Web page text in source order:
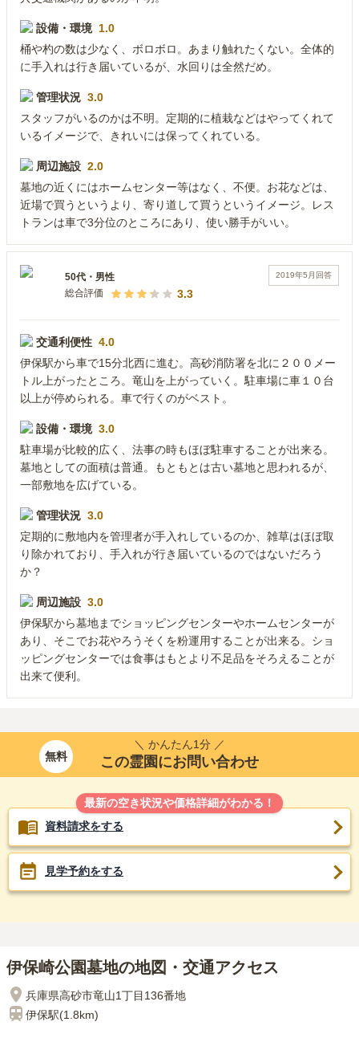
設備・環境 1.0
桶や杓の数は少なく、ボロボロ。あまり触れたくない。全体的
に手入れは行き届いているが、水回りは全然だめ。
管理状況 3.0
スタッフがいるのかは不明。定期的に植栽などはやってくれて
いるイメージで、きれいには保ってくれている。
周辺施設 2.0
墓地の近くにはホームセンター等はなく、不便。お花などは、
近場で買うというより、寄り道して買うというイメージ。レス
トランは車で3分位のところにあり、使い勝手がいい。
2019年5月 回答
50代 ・ 男性
総合評価
3.3
交通利便性 4.0
伊保駅から車で15分北西に進む。高砂消防署を北に２００メー
トル上がったところ。竜山を上がっていく。駐車場に車１０台
以上が停められる。車で行くのがベスト。
設備・環境 3.0
駐車場が比較的広く、法事の時もほぼ駐車することが出来る。
墓地としての面積は普通。もともとは古い墓地と思われるが、
一部敷地を広げている。
管理状況 3.0
定期的に敷地内を管理者が手入れしているのか、雑草はほぼ取
り除かれており、手入れが行き届いているのではないだろう
か？
周辺施設 3.0
伊保駅から墓地までショッピングセンターやホームセンターが
あり、そこでお花やろうそくを粉運用することが出来る。ショ
ッピングセンターでは食事はもとより不足品をそろえることが
出来て便利。
無料
＼ かんたん1分 ／
この霊園にお問い合わせ
最新の空き状況や価格詳細がわかる！
資料請求をする
見学予約をする
伊保崎公園墓地の地図・交通アクセス
兵庫県高砂市竜山1丁目136番地
伊保駅(1.8km)